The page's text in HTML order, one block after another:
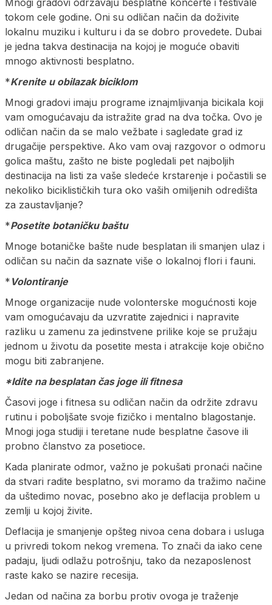
Mnogi gradovi održavaju besplatne koncerte i festivale
tokom cele godine. Oni su odličan način da doživite
lokalnu muziku i kulturu i da se dobro provedete. Dubai
je jedna takva destinacija na kojoj je moguće obaviti
mnogo aktivnosti besplatno.
*Krenite u obilazak biciklom
Mnogi gradovi imaju programe iznajmljivanja bicikala koji
vam omogućavaju da istražite grad na dva točka. Ovo je
odličan način da se malo vežbate i sagledate grad iz
drugačije perspektive. Ako vam ovaj razgovor o odmoru
golica maštu, zašto ne biste pogledali pet najboljih
destinacija na listi za vaše sledeće krstarenje i počastili se
nekoliko biciklističkih tura oko vaših omiljenih odredišta
za zaustavljanje?
*Posetite botaničku baštu
Mnoge botaničke bašte nude besplatan ili smanjen ulaz i
odličan su način da saznate više o lokalnoj flori i fauni.
* Volontiranje
Mnoge organizacije nude volonterske mogućnosti koje
vam omogućavaju da uzvratite zajednici i napravite
razliku u zamenu za jedinstvene prilike koje se pružaju
jednom u životu da posetite mesta i atrakcije koje obično
mogu biti zabranjene.
*Idite na besplatan čas joge ili fitnesa
Časovi joge i fitnesa su odličan način da održite zdravu
rutinu i poboljšate svoje fizičko i mentalno blagostanje.
Mnogi joga studiji i teretane nude besplatne časove ili
probno članstvo za posetioce.
Kada planirate odmor, važno je pokušati pronaći načine
da stvari radite besplatno, svi moramo da tražimo načine
da uštedimo novac, posebno ako je deflacija problem u
zemlji u kojoj živite.
Deflacija je smanjenje opšteg nivoa cena dobara i usluga
u privredi tokom nekog vremena. To znači da iako cene
padaju, ljudi odlažu potrošnju, tako da nezaposlenost
raste kako se nazire recesija.
Jedan od načina za borbu protiv ovoga je traženje